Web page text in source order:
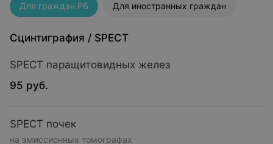
Для граждан РБ Для иностранных граждан
Сцинтиграфия / SPECT
SPECT паращитовидных желез
95 руб.
SPECT почек
на эмиссионных томографах